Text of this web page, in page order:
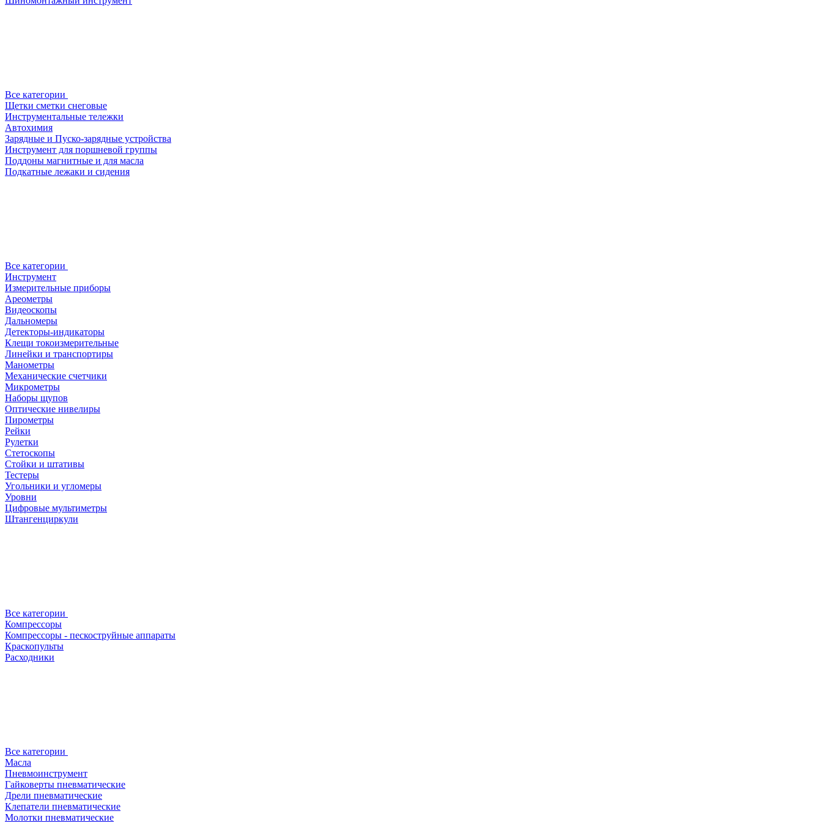
Все категории
Щетки сметки снеговые
Инструментальные тележки
Автохимия
Зарядные и Пуско-зарядные устройства
Инструмент для поршневой группы
Поддоны магнитные и для масла
Подкатные лежаки и сидения
Все категории
Инструмент
Измерительные приборы
Ареометры
Видеоскопы
Дальномеры
Детекторы-индикаторы
Клещи токоизмерительные
Линейки и транспортиры
Манометры
Механические счетчики
Микрометры
Наборы щупов
Оптические нивелиры
Пирометры
Рейки
Рулетки
Стетоскопы
Стойки и штативы
Тестеры
Угольники и угломеры
Уровни
Цифровые мультиметры
Штангенциркули
Все категории
Компрессоры
Компрессоры - пескоструйные аппараты
Краскопульты
Расходники
Все категории
Масла
Пневмоинструмент
Гайковерты пневматические
Дрели пневматические
Клепатели пневматические
Молотки пневматические